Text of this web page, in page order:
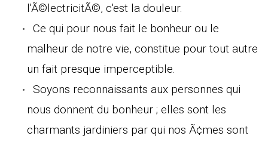
l'Ã©lectricitÃ©, c'est la douleur.
Ce qui pour nous fait le bonheur ou le
malheur de notre vie, constitue pour tout autre
un fait presque imperceptible.
Soyons reconnaissants aux personnes qui
nous donnent du bonheur ; elles sont les
charmants jardiniers par qui nos Ã¢mes sont